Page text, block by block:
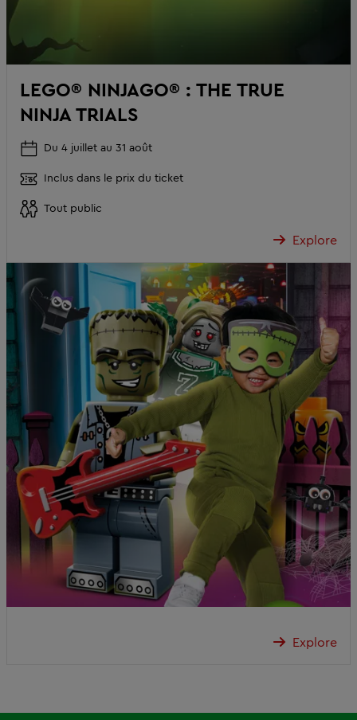
LEGO® NINJAGO® : THE TRUE
NINJA TRIALS
Du 4 juillet au 31 août
Inclus dans le prix du ticket
Tout public
Explore
Explore